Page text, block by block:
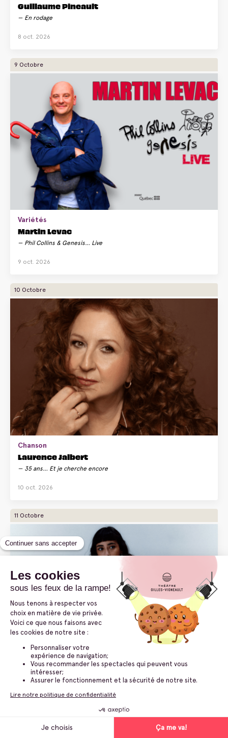
Guillaume Pineault
En rodage
8 oct. 2026
9 Octobre
Variétés
Martin Levac
Phil Collins & Genesis… Live
9 oct. 2026
10 Octobre
Chanson
Laurence Jalbert
35 ans… Et je cherche encore
10 oct. 2026
11 Octobre
Chanson
Gabriella Olivo
Reflexiones